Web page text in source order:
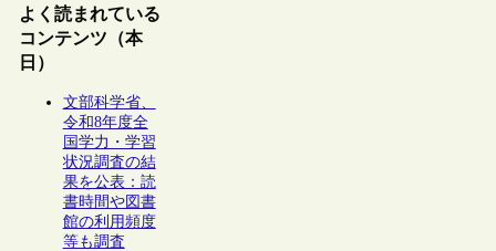
よく読まれている
コンテンツ（本
日）
文部科学省、
令和8年度全
国学力・学習
状況調査の結
果を公表：読
書時間や図書
館の利用頻度
等も調査